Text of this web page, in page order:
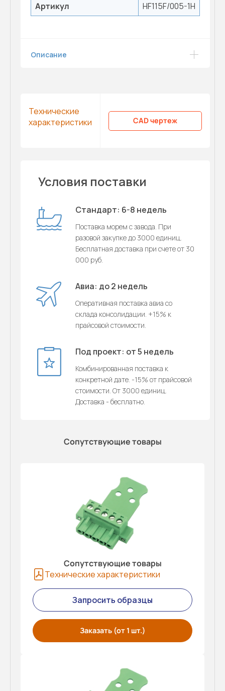
Артикул
HF115F/005-1H
Описание
Технические
характеристики
CAD чертеж
Условия поставки
Стандарт: 6-8 недель
Поставка морем с завода. При
разовой закупке до 3000 единиц.
Бесплатная доставка при счете от 30
000 руб.
Авиа: до 2 недель
Оперативная поставка авиа со
склада консолидации. +15% к
прайсовой стоимости.
Под проект: от 5 недель
Комбинированная поставка к
конкретной дате. -15% от прайсовой
стоимости. От 3000 единиц.
Доставка - бесплатно.
Сопутствующие товары
Сопутствующие товары
Технические характеристики
Запросить образцы
Заказать (от 1 шт.)